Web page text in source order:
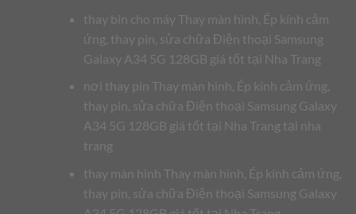
thay bin cho máy Thay màn hình, Ép kính cảm
ứng, thay pin, sửa chữa Điện thoại Samsung
Galaxy A34 5G 128GB giá tốt tại Nha Trang
nơi thay pin Thay màn hình, Ép kính cảm ứng,
thay pin, sửa chữa Điện thoại Samsung Galaxy
A34 5G 128GB giá tốt tại Nha Trang tại nha
trang
thay màn hình Thay màn hình, Ép kính cảm ứng,
thay pin, sửa chữa Điện thoại Samsung Galaxy